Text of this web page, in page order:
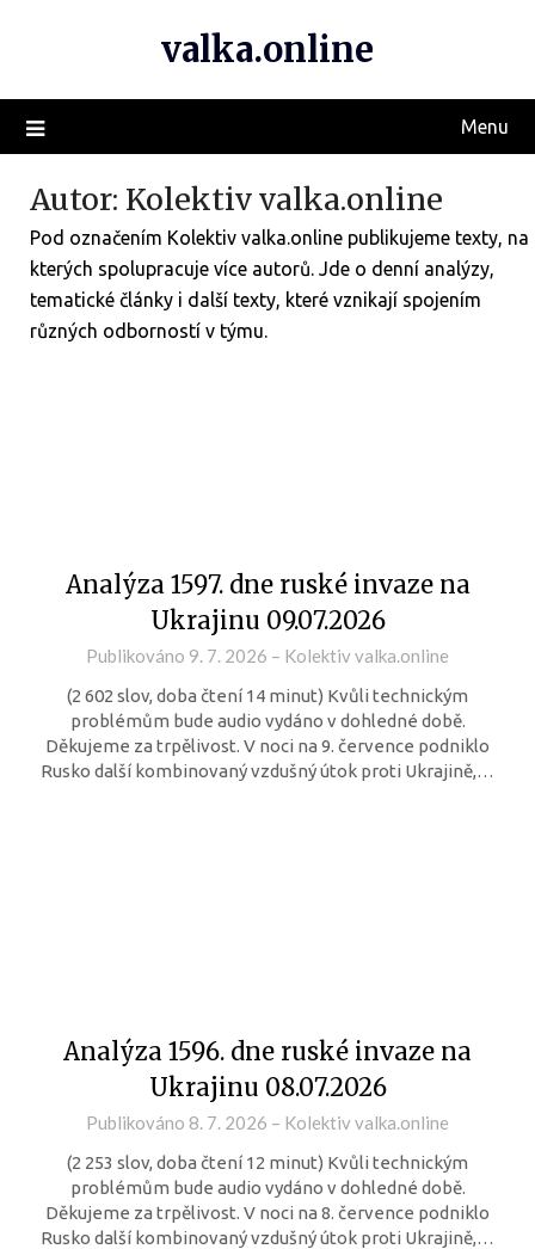
valka.online
Menu
Autor: Kolektiv valka.online
Pod označením Kolektiv valka.online publikujeme texty, na
kterých spolupracuje více autorů. Jde o denní analýzy,
tematické články i další texty, které vznikají spojením
různých odborností v týmu.
Analýza 1597. dne ruské invaze na
Ukrajinu 09.07.2026
Publikováno 9. 7. 2026 – Kolektiv valka.online
(2 602 slov, doba čtení 14 minut) Kvůli technickým
problémům bude audio vydáno v dohledné době.
Děkujeme za trpělivost. V noci na 9. července podniklo
Rusko další kombinovaný vzdušný útok proti Ukrajině,…
Analýza 1596. dne ruské invaze na
Ukrajinu 08.07.2026
Publikováno 8. 7. 2026 – Kolektiv valka.online
(2 253 slov, doba čtení 12 minut) Kvůli technickým
problémům bude audio vydáno v dohledné době.
Děkujeme za trpělivost. V noci na 8. července podniklo
Rusko další kombinovaný vzdušný útok proti Ukrajině,…